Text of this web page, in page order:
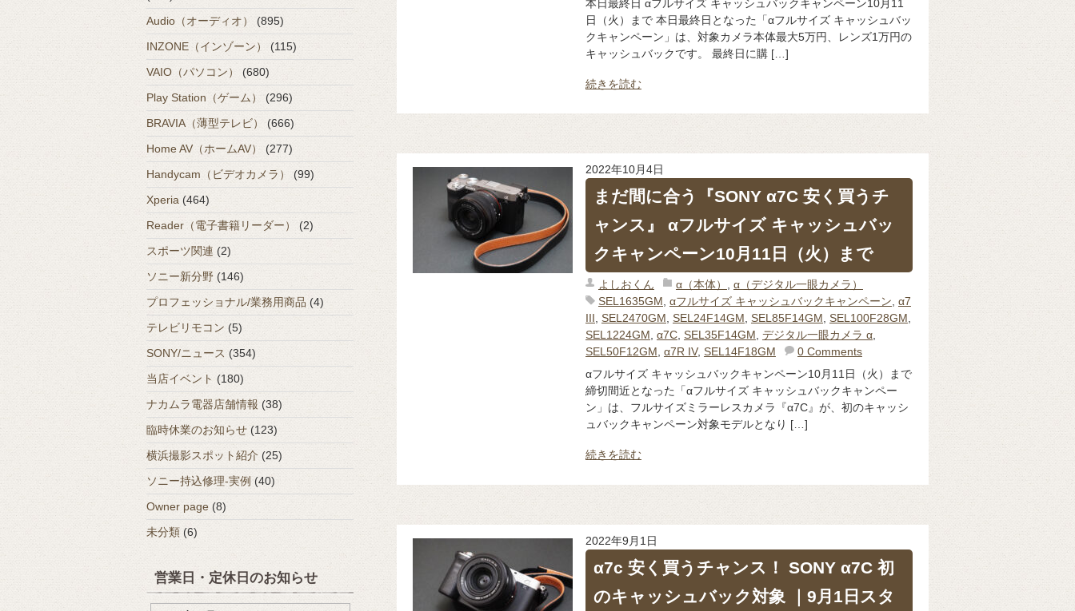
本日最終日 αフルサイズ キャッシュバックキャンペーン10月11
日（火）まで 本日最終日となった「αフルサイズ キャッシュバッ
クキャンペーン」は、対象カメラ本体最大5万円、レンズ1万円の
キャッシュバックです。 最終日に購 […]
続きを読む
2022年10月4日
まだ間に合う『SONY α7C 安く買うチ
ャンス』 αフルサイズ キャッシュバッ
クキャンペーン10月11日（火）まで
よしおくん α（本体） , α（デジタル一眼カメラ）
SEL1635GM, αフルサイズ キャッシュバックキャンペーン, α7
III, SEL2470GM, SEL24F14GM, SEL85F14GM, SEL100F28GM,
SEL1224GM, α7C, SEL35F14GM, デジタル一眼カメラ α,
SEL50F12GM, α7R IV, SEL14F18GM
0 Comments
αフルサイズ キャッシュバックキャンペーン10月11日（火）まで
締切間近となった「αフルサイズ キャッシュバックキャンペー
ン」は、フルサイズミラーレスカメラ『α7C』が、初のキャッシ
ュバックキャンペーン対象モデルとなり […]
続きを読む
2022年9月1日
α7c 安く買うチャンス！ SONY α7C 初
のキャッシュバック対象 ｜9月1日スタ
Audio（オーディオ）
(895)
INZONE（インゾーン）
(115)
VAIO（パソコン）
(680)
Play Station（ゲーム）
(296)
BRAVIA（薄型テレビ）
(666)
Home AV（ホームAV）
(277)
Handycam（ビデオカメラ）
(99)
Xperia (464)
Reader（電子書籍リーダー）
(2)
スポーツ関連 (2)
ソニー新分野 (146)
プロフェッショナル/業務用商品 (4)
テレビリモコン (5)
SONY/ニュース (354)
当店イベント (180)
ナカムラ電器店舗情報 (38)
臨時休業のお知らせ (123)
横浜撮影スポット紹介 (25)
ソニー持込修理-実例 (40)
Owner page (8)
未分類 (6)
営業日・定休日のお知らせ